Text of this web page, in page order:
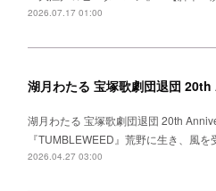
2026.07.17 01:00
湖月わたる 宝塚歌劇団退団 20th
『TUMBLEWEED』荒野に生き、風
2026.04.27 03:00